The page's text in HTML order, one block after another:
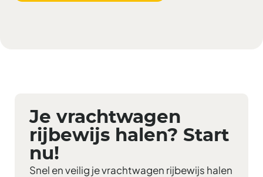
Je vrachtwagen
rijbewijs halen? Start
nu!
Snel en veilig je vrachtwagen rijbewijs halen